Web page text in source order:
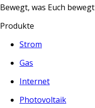
Bewegt, was Euch bewegt
Produkte
Strom
Gas
Internet
Photovoltaik